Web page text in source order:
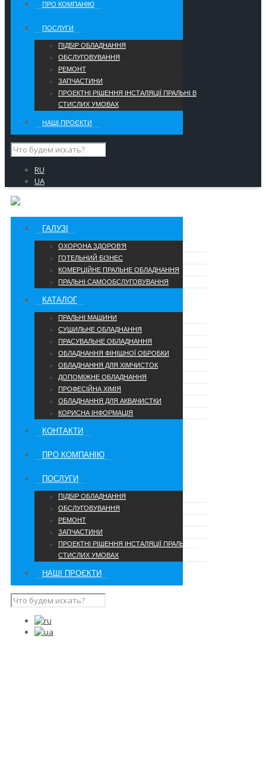
ПРО КОМПАНІЮ
ПОСЛУГИ
ПІДБІР ОБЛАДНАННЯ
ОБСЛУГОВУВАННЯ
РЕМОНТ
ЗАПЧАСТИНИ
ПРОЕКТНІ РІШЕННЯ ІНСТАЛЯЦІЇ ПРАЛЬНІ В
СТИСЛИХ УМОВАХ
НАШІ ПРОЄКТИ
RU
UA
ГАЛУЗІ
ОХОРОНА ЗДОРОВ’Я
ГОТЕЛЬНИЙ БІЗНЕС
КОМЕРЦІЙНЕ ПРАЛЬНЕ ОБЛАДНАННЯ
ПРАЛЬНІ САМООБСЛУГОВУВАННЯ
КАТАЛОГ
ПРАЛЬНІ МАШИНИ
СУШИЛЬНЕ ОБЛАДНАННЯ
ПРАСУВАЛЬНЕ ОБЛАДНАННЯ
ОБЛАДНАННЯ ФІНІШНОЇ ОБРОБКИ
ОБЛАДНАННЯ ДЛЯ ХІМЧИСТОК
ДОПОМІЖНЕ ОБЛАДНАННЯ
ПРОФЕСІЙНА ХІМІЯ
ОБЛАДНАННЯ ДЛЯ АКВАЧИСТКИ
КОРИСНА ІНФОРМАЦІЯ
КОНТАКТИ
ПРО КОМПАНІЮ
ПОСЛУГИ
ПІДБІР ОБЛАДНАННЯ
ОБСЛУГОВУВАННЯ
РЕМОНТ
ЗАПЧАСТИНИ
ПРОЕКТНІ РІШЕННЯ ІНСТАЛЯЦІЇ ПРАЛЬНІ В
СТИСЛИХ УМОВАХ
НАШІ ПРОЄКТИ